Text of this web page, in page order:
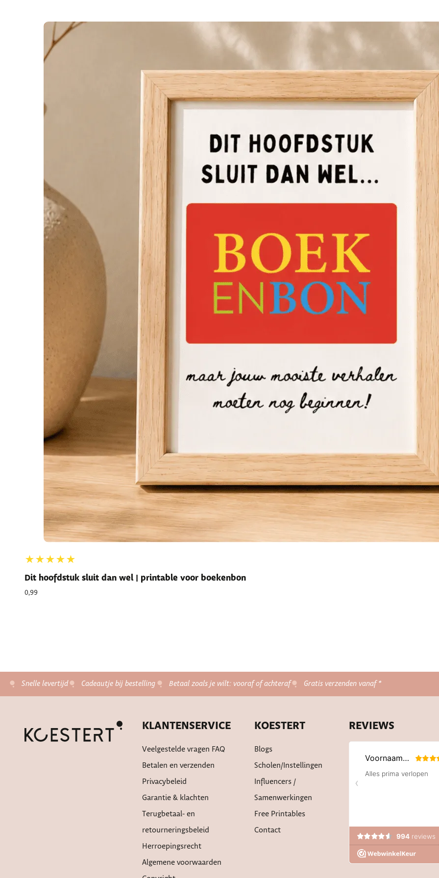
★★★★★
Dit hoofdstuk sluit dan wel | printable voor boekenbon
0,99
Snelle levertijd Cadeautje bij bestelling Betaal zoals je wilt: vooraf of achteraf Gratis verzenden vanaf *
KLANTENSERVICE
Veelgestelde vragen FAQ
Betalen en verzenden
Privacybeleid
Garantie & klachten
Terugbetaal- en
retourneringsbeleid
Herroepingsrecht
Algemene voorwaarden
KOESTERT
Blogs
Scholen/instellingen
Influencers /
Samenwerkingen
Free Printables
Contact
REVIEWS